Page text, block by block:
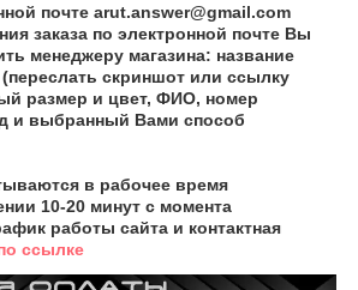
почте arut.answer@gmail.com
заказа по электронной почте Вы
менеджеру магазина: название
скриншот или ссылку
размер и цвет, ФИО, номер
и выбранный Вами способ
в рабочее время
10-20 минут с момента
работы сайта и контактная
ссылке